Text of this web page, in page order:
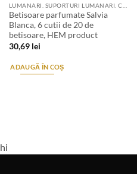
Betisoare parfumate Salvia
Blanca, 6 cutii de 20 de
betisoare, HEM product
30,69 lei
ADAUGĂ ÎN COȘ
hi